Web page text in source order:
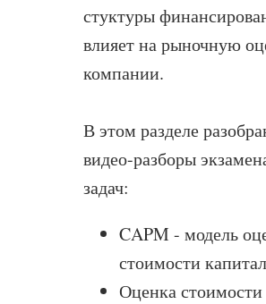
стуктуры
влияет на рыночную
компании.
В этом разделе
видео-разборы
задач:
CAPM - модель
стоимости
Оценка